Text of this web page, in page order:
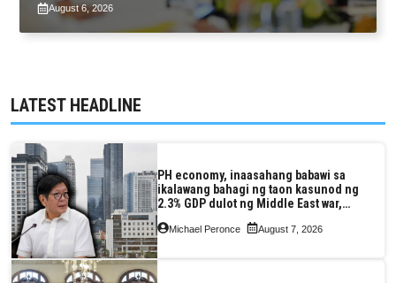
August 6, 2026
LATEST HEADLINE
PH economy, inaasahang babawi sa
ikalawang bahagi ng taon kasunod ng
2.3% GDP dulot ng Middle East war,
pagkaantala ng public construction
Michael Peronce August 7, 2026